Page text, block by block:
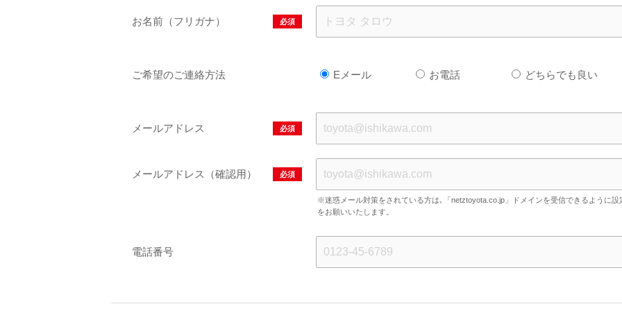
お名前（フリガナ） 必須
ご希望のご連絡方法 Eメール お電話 どちらでも良い
メールアドレス 必須
メールアドレス（確認用） 必須
※迷惑メール対策をされている方は､「netztoyota.co.jp」ドメインを受信できるように設
をお願いいたします。
電話番号